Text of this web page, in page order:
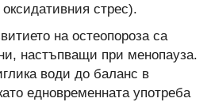
стрес).
на остеопороза са
настъпващи при менопауза.
води до баланс в
едновременната употреба